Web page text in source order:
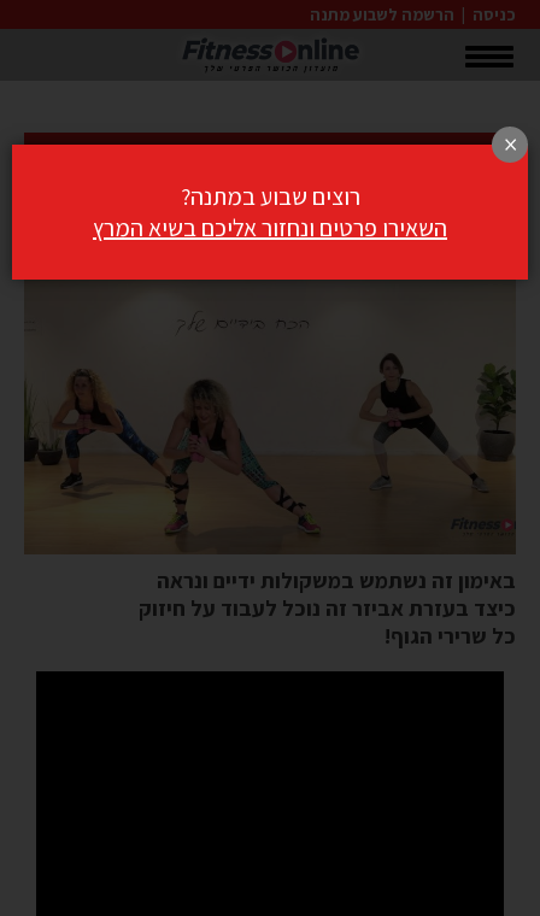
כניסה | הרשמה לשבוע מתנה
באימון זה נשתמש במשקולות ידיים ונראה
כיצד בעזרת אביזר זה נוכל לעבוד על חיזוק
כל שרירי הגוף!
×
רוצים שבוע במתנה?
השאירו פרטים ונחזור אליכם בשיא המרץ